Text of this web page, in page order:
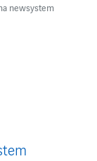
newsystem